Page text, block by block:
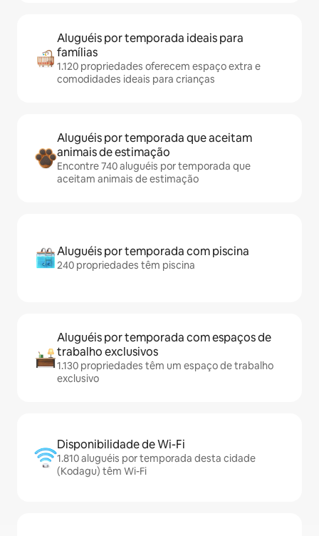
Aluguéis por temporada ideais para
famílias
1.120 propriedades oferecem espaço extra e
comodidades ideais para crianças
Aluguéis por temporada que aceitam
animais de estimação
Encontre 740 aluguéis por temporada que
aceitam animais de estimação
Aluguéis por temporada com piscina
240 propriedades têm piscina
Aluguéis por temporada com espaços de
trabalho exclusivos
1.130 propriedades têm um espaço de trabalho
exclusivo
Disponibilidade de Wi-Fi
1.810 aluguéis por temporada desta cidade
(Kodagu) têm Wi-Fi